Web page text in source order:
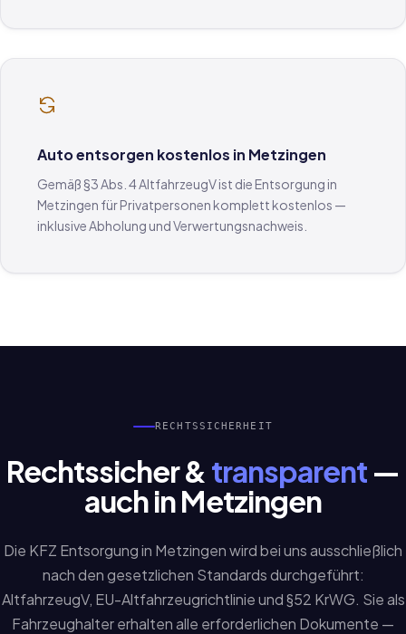
Auto entsorgen kostenlos in Metzingen
Gemäß §3 Abs. 4 AltfahrzeugV ist die Entsorgung in
Metzingen für Privatpersonen komplett kostenlos —
inklusive Abholung und Verwertungsnachweis.
RECHTSSICHERHEIT
Rechtssicher & transparent—
auch in Metzingen
Die KFZ Entsorgung in Metzingen wird bei uns ausschließlich
nach den gesetzlichen Standards durchgeführt:
AltfahrzeugV, EU-Altfahrzeugrichtlinie und §52 KrWG. Sie als
Fahrzeughalter erhalten alle erforderlichen Dokumente —